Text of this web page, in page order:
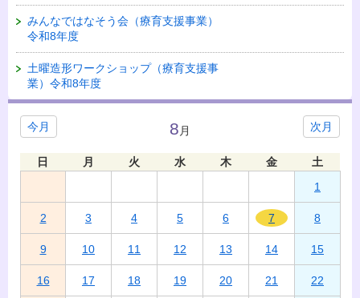
みんなではなそう会（療育支援事業）
令和8年度
土曜造形ワークショップ（療育支援事
業）令和8年度
今月 次月
8 月
日 月 火 水 木 金
土
1
2 3 4 5 6 7 8
9 10 11 12 13 14 15
16 17 18 19 20 21 22